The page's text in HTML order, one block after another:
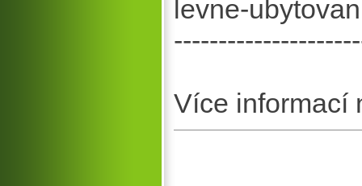
levne-
Více informací